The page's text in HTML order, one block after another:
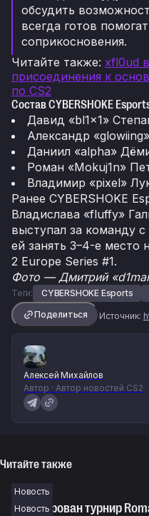
обсудить
всегда готов
соприкосновения.
Читайте также: xfl0ud
присоединения к
по CS2
Состав CYBERSHOKE
Давид «bl1x1»
Александр
Даниил «alpha»
Роман «Mokuj1n»
Владимир «pixel»
Ранее CYBERSHOKE
Владислава «fluffy»
выступал за команду
ей занять 3–4-е место
2 Europe Series #1.
Фото — Дмитрий
Теги: CYBERSHOKE Esports
Поделиться
Источник:
Алексей Михайлов
Автор · Автор новостей CS2
Читайте также
Новость
Анонсирован турнир
Новость